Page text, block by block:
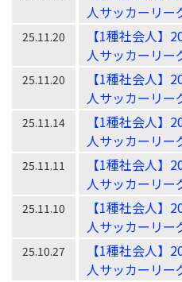
人サッカーリー
25.11.20
【1種社会人】
人サッカーリー
25.11.20
【1種社会人】
人サッカーリー
25.11.14
【1種社会人】
人サッカーリー
25.11.11
【1種社会人】
人サッカーリー
25.11.10
【1種社会人】
人サッカーリー
25.10.27
【1種社会人】
人サッカーリ